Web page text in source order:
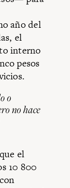
año del
el
interno
pesos
o
no hace
el
10 800